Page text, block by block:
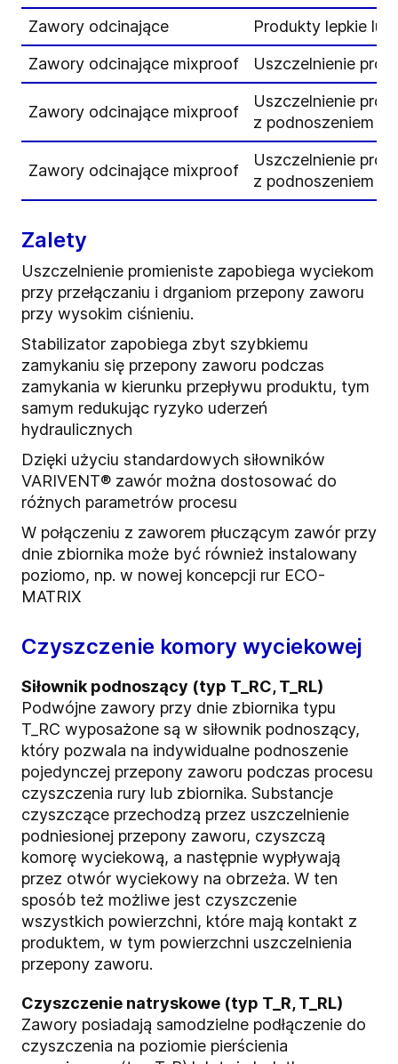
Zawory odcinające
Produkty lepkie
Zawory odcinające mixproof
Uszczelnienie
Zawory odcinające mixproof
Uszczelnienie
z podnoszeniem
Zawory odcinające mixproof
Uszczelnienie
z podnoszeniem
Zalety
Uszczelnienie promieniste zapobiega wyciekom
przy przełączaniu i drganiom przepony zaworu
przy wysokim ciśnieniu.
Stabilizator zapobiega zbyt szybkiemu
zamykaniu się przepony zaworu podczas
zamykania w kierunku przepływu produktu, tym
samym redukując ryzyko uderzeń
hydraulicznych
Dzięki użyciu standardowych siłowników
VARIVENT® zawór można dostosować do
różnych parametrów procesu
W połączeniu z zaworem płuczącym zawór przy
dnie zbiornika może być również instalowany
poziomo, np. w nowej koncepcji rur ECO-
MATRIX
Czyszczenie komory wyciekowej
Siłownik podnoszący (typ T_RC, T_RL)
Podwójne zawory przy dnie zbiornika typu
T_RC wyposażone są w siłownik podnoszący,
który pozwala na indywidualne podnoszenie
pojedynczej przepony zaworu podczas procesu
czyszczenia rury lub zbiornika. Substancje
czyszczące przechodzą przez uszczelnienie
podniesionej przepony zaworu, czyszczą
komorę wyciekową, a następnie wypływają
przez otwór wyciekowy na obrzeża. W ten
sposób też możliwe jest czyszczenie
wszystkich powierzchni, które mają kontakt z
produktem, w tym powierzchni uszczelnienia
przepony zaworu.
Czyszczenie natryskowe (typ T_R, T_RL)
Zawory posiadają samodzielne podłączenie do
czyszczenia na poziomie pierścienia